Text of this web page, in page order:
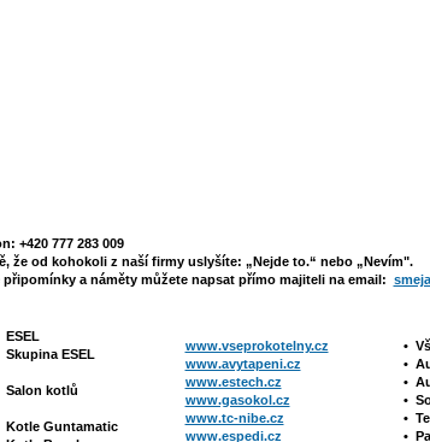
+420 777 283 009
že od kohokoli z naší firmy uslyšíte: „Nejde to.“ nebo „Nevím".
a náměty můžete napsat přímo majiteli na email:
ESEL
Skupina ESEL
Salon kotlů
Kotle Guntamatic
www.vseprokotelny.cz
www.avytapeni.cz
www.estech.cz
www.gasokol.cz
www.tc-nibe.cz
www.espedi.cz
•
•
•
•
•
• P